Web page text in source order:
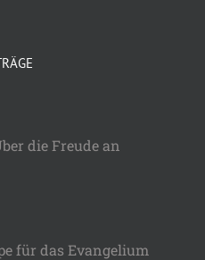
die Freude an
für das Evangelium